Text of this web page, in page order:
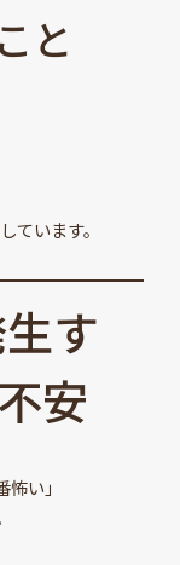
と
ています。
す
安
い」